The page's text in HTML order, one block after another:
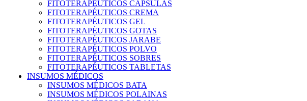
FITOTERAPÉUTICOS CÁPSULAS
FITOTERAPÉUTICOS CREMA
FITOTERAPÉUTICOS GEL
FITOTERAPÉUTICOS GOTAS
FITOTERAPÉUTICOS JARABE
FITOTERAPÉUTICOS POLVO
FITOTERAPÉUTICOS SOBRES
FITOTERAPÉUTICOS TABLETAS
INSUMOS MÉDICOS
INSUMOS MÉDICOS BATA
INSUMOS MÉDICOS POLAINAS